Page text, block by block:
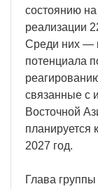
состоянию
реализации
Среди них —
потенциала
связанные с
Восточной
планируется
2027 год.
Глава